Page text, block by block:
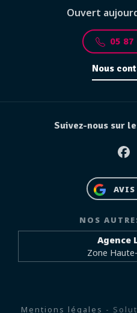
Ouvert
05 87
Nous
Suivez-nous sur
AVIS
NOS
Agence
Zone
Mentions légales -